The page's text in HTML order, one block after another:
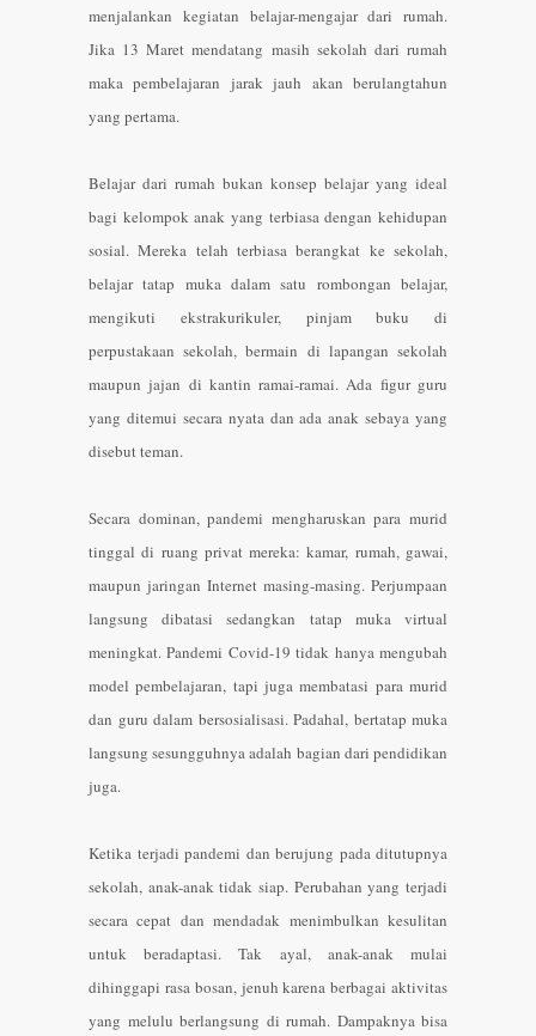
menjalankan kegiatan belajar-mengajar dari rumah.
Jika 13 Maret mendatang masih sekolah dari rumah
maka pembelajaran jarak jauh akan berulangtahun
yang pertama.
Belajar dari rumah bukan konsep belajar yang ideal
bagi kelompok anak yang terbiasa dengan kehidupan
sosial. Mereka telah terbiasa berangkat ke sekolah,
belajar tatap muka dalam satu rombongan belajar,
mengikuti ekstrakurikuler, pinjam buku di
perpustakaan sekolah, bermain di lapangan sekolah
maupun jajan di kantin ramai-ramai. Ada figur guru
yang ditemui secara nyata dan ada anak sebaya yang
disebut teman.
Secara dominan, pandemi mengharuskan para murid
tinggal di ruang privat mereka: kamar, rumah, gawai,
maupun jaringan Internet masing-masing. Perjumpaan
langsung dibatasi sedangkan tatap muka virtual
meningkat. Pandemi Covid-19 tidak hanya mengubah
model pembelajaran, tapi juga membatasi para murid
dan guru dalam bersosialisasi. Padahal, bertatap muka
langsung sesungguhnya adalah bagian dari pendidikan
juga.
Ketika terjadi pandemi dan berujung pada ditutupnya
sekolah, anak-anak tidak siap. Perubahan yang terjadi
secara cepat dan mendadak menimbulkan kesulitan
untuk beradaptasi. Tak ayal, anak-anak mulai
dihinggapi rasa bosan, jenuh karena berbagai aktivitas
yang melulu berlangsung di rumah. Dampaknya bisa